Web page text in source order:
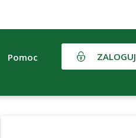
Pomoc ZALOGUJ